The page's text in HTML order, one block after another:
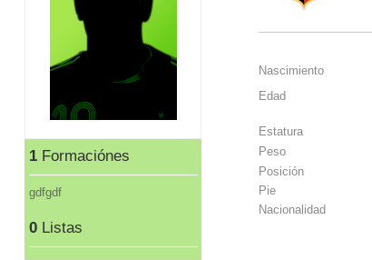
1Formaciónes
gdfgdf
0Listas
Nascimiento
Edad
Estatura
Peso
Posición
Pie
Nacionalidad